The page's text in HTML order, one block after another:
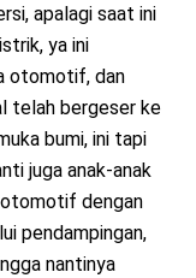
apalagi saat ini
ya ini
otomotif, dan
telah bergeser ke
bumi, ini tapi
juga anak-anak
otomotif dengan
pendampingan,
nantinya